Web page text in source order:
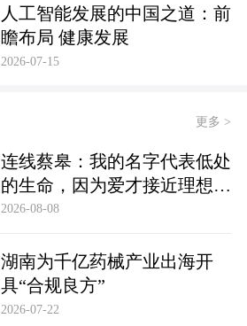
人工智能发展的中国之道：前
瞻布局 健康发展
2026-07-15
更多 >
连线蔡皋：我的名字代表低处
的生命，因为爱才接近理想的
高地
2026-08-08
湖南为千亿药械产业出海开
具“合规良方”
2026-07-22